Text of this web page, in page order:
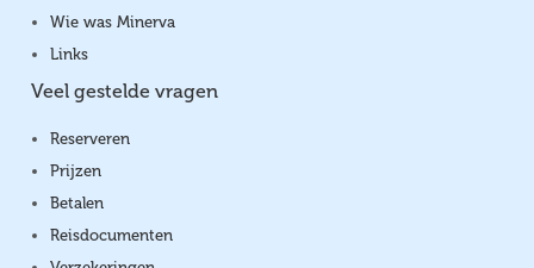
Wie was Minerva
Links
Veel gestelde vragen
Reserveren
Prijzen
Betalen
Reisdocumenten